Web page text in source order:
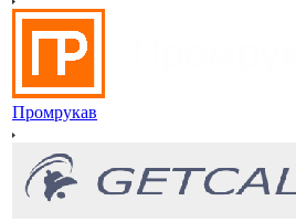
Промрукав